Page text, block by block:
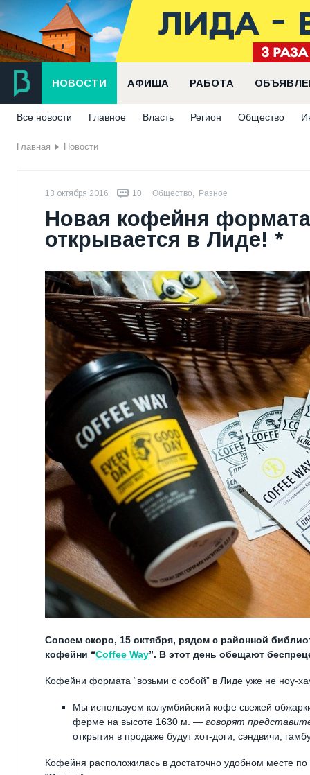
НОВОСТИ АФИША РАБОТА
Все новости Главное Власть Регион Общество
Главная Новости
13 октября 2016 10 Общество, Разное
Новая кофейня
открывается в Лиде! *
Совсем скоро, 15 октября, рядом с районной
кофейни “Coffee Way”. В этот день обещают
Кофейни формата “возьми с собой” в Лиде уже не ноу-
Мы используем колумбийский кофе свежей
ферме на высоте 1630 м. — говорят
открытия в продаже будут хот-доги, сэндвичи,
Кофейня расположилась в достаточно удобном месте